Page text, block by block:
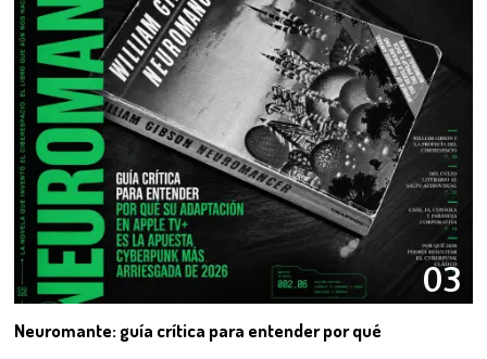
03
Neuromante: guía crítica para entender por qué